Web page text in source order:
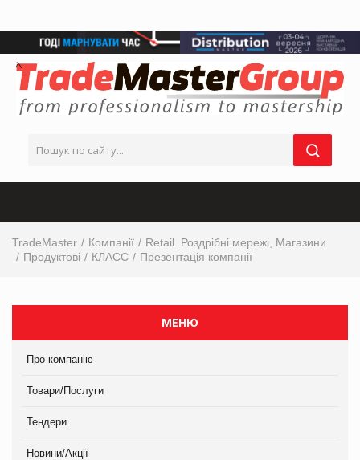
TradeMaster Компанії
Retail. Роздрібні мережі, Магазини
Продуктові
КЛАСС Презентація компанії
МЕНЮ
Про компанію
Товари/Послуги
Тендери
Новини/Акції